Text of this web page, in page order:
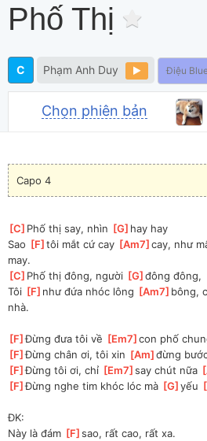
Phố Thị
C Phạm Anh Duy Điệu
Chọn phiên bản
Capo 4
[C ]Phố thị say, nhìn [G ]hay hay
Sao [F ]tôi mắt cứ cay [Am7 ]
cay, như
may.
[C ]Phố thị đông, người [G ]
đông đông,
Tôi [F ]như đứa nhóc lông [Am7 ]bông,
nhà.
[F ]
Đừng đưa tôi về [Em7 ]
con phố
[F ]
Đừng chân ơi, tôi xin [Am ]
đừng
[F ]
Đừng tôi ơi, chỉ [Em7 ]
say chút nữa [
[F ]
Đừng nghe tim khóc lóc mà [G ]
yếu [
ĐK:
Này là đám [F ]
sao, rất cao, rất xa.